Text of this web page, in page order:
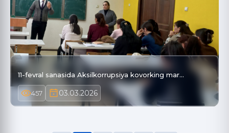
11-fevral sanasida Aksilkorrupsiya kovorking mar…
457 03.03.2026